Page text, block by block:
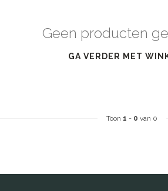
Geen producten
GA VERDER MET
Toon 1 - 0 van 0